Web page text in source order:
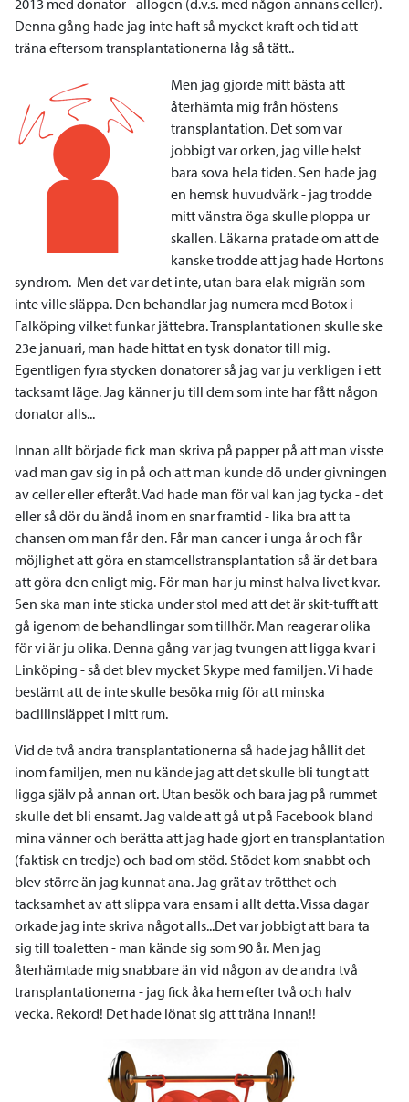
2013 med donator - allogen (d.v.s. med någon annans celler).
Denna gång hade jag inte haft så mycket kraft och tid att
träna eftersom transplantationerna låg så tätt..
Men jag gjorde mitt bästa att
återhämta mig från höstens
transplantation. Det som var
jobbigt var orken, jag ville helst
bara sova hela tiden. Sen hade jag
en hemsk huvudvärk - jag trodde
mitt vänstra öga skulle ploppa ur
skallen. Läkarna pratade om att de
kanske trodde att jag hade Hortons
syndrom. Men det var det inte, utan bara elak migrän som
inte ville släppa. Den behandlar jag numera med Botox i
Falköping vilket funkar jättebra. Transplantationen skulle ske
23e januari, man hade hittat en tysk donator till mig.
Egentligen fyra stycken donatorer så jag var ju verkligen i ett
tacksamt läge. Jag känner ju till dem som inte har fått någon
donator alls...
Innan allt började fick man skriva på papper på att man visste
vad man gav sig in på och att man kunde dö under givningen
av celler eller efteråt. Vad hade man för val kan jag tycka - det
eller så dör du ändå inom en snar framtid - lika bra att ta
chansen om man får den. Får man cancer i unga år och får
möjlighet att göra en stamcellstransplantation så är det bara
att göra den enligt mig. För man har ju minst halva livet kvar.
Sen ska man inte sticka under stol med att det är skit-tufft att
gå igenom de behandlingar som tillhör. Man reagerar olika
för vi är ju olika. Denna gång var jag tvungen att ligga kvar i
Linköping - så det blev mycket Skype med familjen. Vi hade
bestämt att de inte skulle besöka mig för att minska
bacillinsläppet i mitt rum.
Vid de två andra transplantationerna så hade jag hållit det
inom familjen, men nu kände jag att det skulle bli tungt att
ligga själv på annan ort. Utan besök och bara jag på rummet
skulle det bli ensamt. Jag valde att gå ut på Facebook bland
mina vänner och berätta att jag hade gjort en transplantation
(faktisk en tredje) och bad om stöd. Stödet kom snabbt och
blev större än jag kunnat ana. Jag grät av trötthet och
tacksamhet av att slippa vara ensam i allt detta. Vissa dagar
orkade jag inte skriva något alls...Det var jobbigt att bara ta
sig till toaletten - man kände sig som 90 år. Men jag
återhämtade mig snabbare än vid någon av de andra två
transplantationerna - jag fick åka hem efter två och halv
vecka. Rekord! Det hade lönat sig att träna innan!!